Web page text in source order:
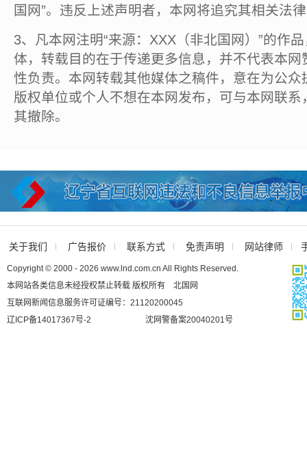
国网”。违反上述声明者，本网将追究其相关法
3、凡本网注明“来源：XXX（非北国网）”的作
体，转载目的在于传递更多信息，并不代表本
性负责。本网转载其他媒体之稿件，意在为公
版权单位或个人不想在本网发布，可与本网联
其撤除。
关于我们 广告报价 联系方式 免责声明 网站律师
Copyright © 2000 - 2026 www.lnd.com.cn All Rights Reserved.
本网站各类信息未经授权禁止转载 版权所有 北国网
互联网新闻信息服务许可证编号：21120200045
辽ICP备14017367号-2
沈网警备案20040201号